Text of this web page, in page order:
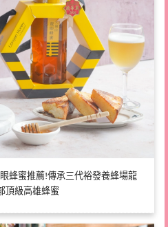
蜂蜜推薦!傳承三代裕發養蜂場龍
頂級高雄蜂蜜